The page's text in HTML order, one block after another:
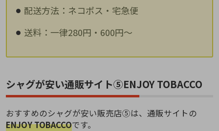
配送方法：ネコポス・宅急便
送料：一律280円・600円～
シャグが安い通販サイト⑤ENJOY TOBACCO
おすすめのシャグが安い販売店⑤は、通販サイトの
ENJOY TOBACCOです。